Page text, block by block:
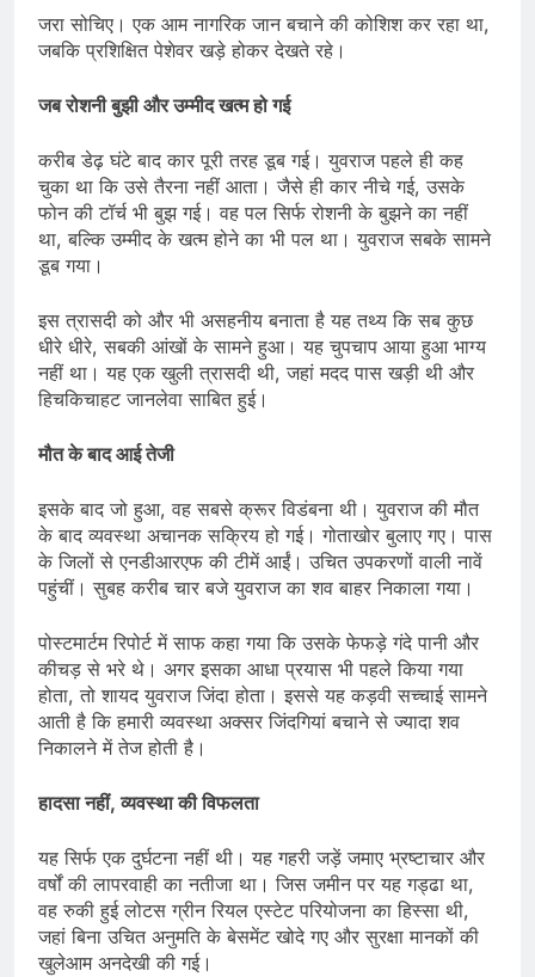
जरा सोचिए। एक आम नागरिक जान बचाने की कोशिश कर रहा था,
जबकि प्रशिक्षित पेशेवर खड़े होकर देखते रहे।
जब रोशनी बुझी और उम्मीद खत्म हो गई
करीब डेढ़ घंटे बाद कार पूरी तरह डूब गई। युवराज पहले ही कह
चुका था कि उसे तैरना नहीं आता। जैसे ही कार नीचे गई, उसके
फोन की टॉर्च भी बुझ गई। वह पल सिर्फ रोशनी के बुझने का नहीं
था, बल्कि उम्मीद के खत्म होने का भी पल था। युवराज सबके सामने
डूब गया।
इस त्रासदी को और भी असहनीय बनाता है यह तथ्य कि सब कुछ
धीरे धीरे, सबकी आंखों के सामने हुआ। यह चुपचाप आया हुआ भाग्य
नहीं था। यह एक खुली त्रासदी थी, जहां मदद पास खड़ी थी और
हिचकिचाहट जानलेवा साबित हुई।
मौत के बाद आई तेजी
इसके बाद जो हुआ, वह सबसे क्रूर विडंबना थी। युवराज की मौत
के बाद व्यवस्था अचानक सक्रिय हो गई। गोताखोर बुलाए गए। पास
के जिलों से एनडीआरएफ की टीमें आईं। उचित उपकरणों वाली नावें
पहुंचीं। सुबह करीब चार बजे युवराज का शव बाहर निकाला गया।
पोस्टमार्टम रिपोर्ट में साफ कहा गया कि उसके फेफड़े गंदे पानी और
कीचड़ से भरे थे। अगर इसका आधा प्रयास भी पहले किया गया
होता, तो शायद युवराज जिंदा होता। इससे यह कड़वी सच्चाई सामने
आती है कि हमारी व्यवस्था अक्सर जिंदगियां बचाने से ज्यादा शव
निकालने में तेज होती है।
हादसा नहीं, व्यवस्था की विफलता
यह सिर्फ एक दुर्घटना नहीं थी। यह गहरी जड़ें जमाए भ्रष्टाचार और
वर्षों की लापरवाही का नतीजा था। जिस जमीन पर यह गड्ढा था,
वह रुकी हुई लोटस ग्रीन रियल एस्टेट परियोजना का हिस्सा थी,
जहां बिना उचित अनुमति के बेसमेंट खोदे गए और सुरक्षा मानकों की
खुलेआम अनदेखी की गई।